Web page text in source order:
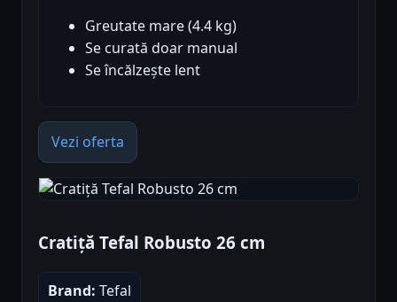
Greutate mare (4.4 kg)
Se curată doar manual
Se încălzește lent
Vezi oferta
Cratiță Tefal Robusto 26 cm
Brand: Tefal